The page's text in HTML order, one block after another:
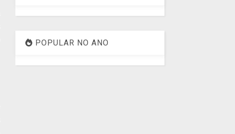
POPULAR NO ANO